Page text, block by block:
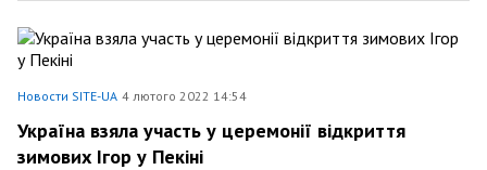
Новости SITE-UA 4 лютого 2022 14:54
Україна взяла участь у церемонії відкриття
зимових Ігор у Пекіні